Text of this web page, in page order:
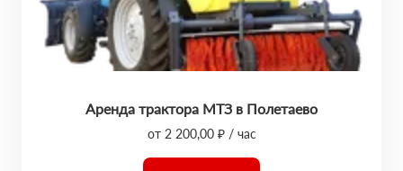
Аренда трактора МТЗ в Полетаево
от 2 200,00 ₽ / час